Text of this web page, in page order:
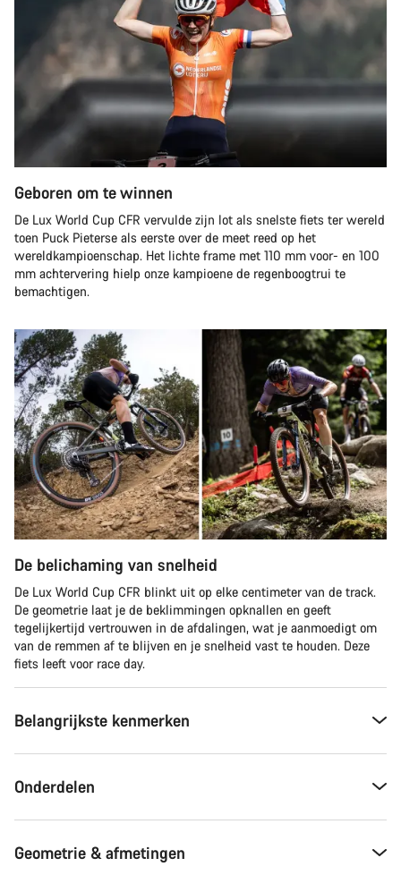
Geboren om te winnen
De Lux World Cup CFR vervulde zijn lot als snelste fiets ter wereld
toen Puck Pieterse als eerste over de meet reed op het
wereldkampioenschap. Het lichte frame met 110 mm voor- en 100
mm achtervering hielp onze kampioene de regenboogtrui te
bemachtigen.
De belichaming van snelheid
De Lux World Cup CFR blinkt uit op elke centimeter van de track.
De geometrie laat je de beklimmingen opknallen en geeft
tegelijkertijd vertrouwen in de afdalingen, wat je aanmoedigt om
van de remmen af te blijven en je snelheid vast te houden. Deze
fiets leeft voor race day.
Belangrijkste kenmerken
Onderdelen
Geometrie & afmetingen